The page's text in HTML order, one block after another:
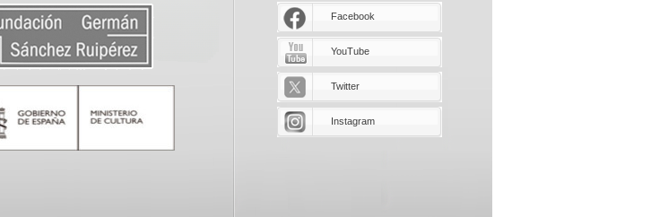
Facebook
YouTube
Twitter
Instagram